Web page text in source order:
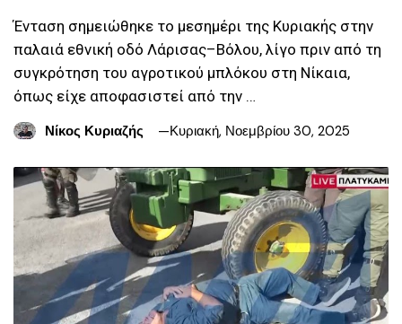
Ένταση σημειώθηκε το μεσημέρι της Κυριακής στην
παλαιά εθνική οδό Λάρισας–Βόλου, λίγο πριν από τη
συγκρότηση του αγροτικού μπλόκου στη Νίκαια,
όπως είχε αποφασιστεί από την …
Νίκος Κυριαζής
Κυριακή, Νοεμβρίου 30, 2025